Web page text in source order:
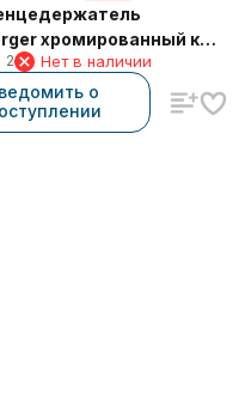
хромированный к
стене "полуовал" 11338A
2 Нет в наличии
о